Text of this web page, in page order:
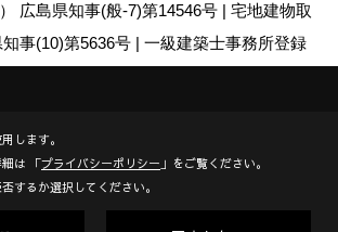
広島県知事(般-7)第14546号 | 宅地建物取
事(10)第5636号 | 一級建築士事務所登録
All Rights Reserved.
リエイト
します。
は 「プライバシーポリシー 」をご覧ください。
するか選択してください。